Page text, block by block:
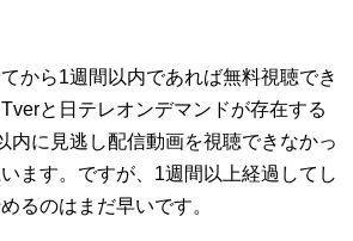
から1週間以内であれば無料視聴でき
と日テレオンデマンドが存在する
内に見逃し配信動画を視聴できなかっ
ます。ですが、1週間以上経過してし
るのはまだ早いです。